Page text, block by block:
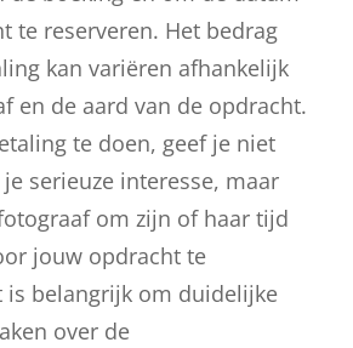
te reserveren. Het bedrag
kan variëren afhankelijk
en de aard van de opdracht.
te doen, geef je niet
serieuze interesse, maar
om zijn of haar tijd
jouw opdracht te
is belangrijk om duidelijke
over de